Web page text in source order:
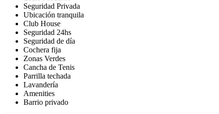
Seguridad Privada
Ubicación tranquila
Club House
Seguridad 24hs
Seguridad de día
Cochera fija
Zonas Verdes
Cancha de Tenis
Parrilla techada
Lavandería
Amenities
Barrio privado